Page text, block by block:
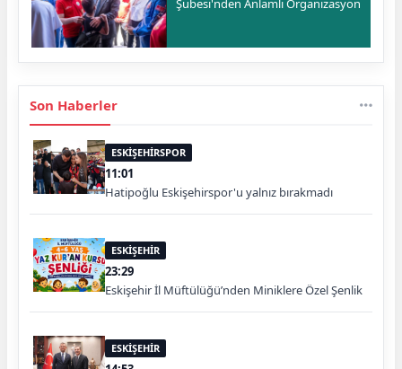
Şubesi'nden Anlamlı Organizasyon
Son Haberler
ESKİŞEHİRSPOR
11:01
Hatipoğlu Eskişehirspor'u yalnız bırakmadı
ESKİŞEHİR
23:29
Eskişehir İl Müftülüğü’nden Miniklere Özel Şenlik
ESKİŞEHİR